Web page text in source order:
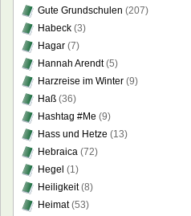
Gute Grundschulen (207)
Habeck (3)
Hagar (7)
Hannah Arendt(5)
Harzreise im Winter (9)
Haß (36)
Hashtag #Me (9)
Hass und Hetze (13)
Hebraica (72)
Hegel (1)
Heiligkeit(8)
Heimat(53)